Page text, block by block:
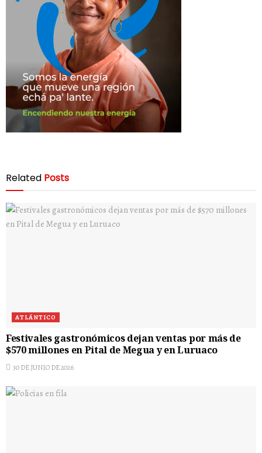
Related Posts
ATLÁNTICO
Festivales gastronómicos dejan ventas por más de
$570 millones en Pital de Megua y en Luruaco
30 DE JUNIO DE 2026